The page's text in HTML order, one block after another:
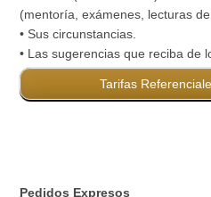
(mentoría, exámenes, lecturas
• Sus circunstancias.
• Las sugerencias que reciba de
Tarifas
Pedidos Expresos